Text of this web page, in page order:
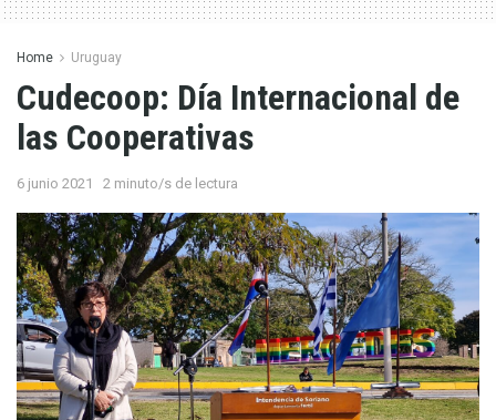
Home Uruguay
Cudecoop: Día Internacional de
las Cooperativas
6 junio 2021 2 minuto/s de lectura